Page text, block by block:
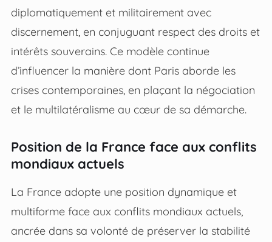
diplomatiquement et militairement avec
discernement, en conjuguant respect des droits et
intérêts souverains. Ce modèle continue
d’influencer la manière dont Paris aborde les
crises contemporaines, en plaçant la négociation
et le multilatéralisme au cœur de sa démarche.
Position de la France face aux conflits
mondiaux actuels
La France adopte une position dynamique et
multiforme face aux conflits mondiaux actuels,
ancrée dans sa volonté de préserver la stabilité